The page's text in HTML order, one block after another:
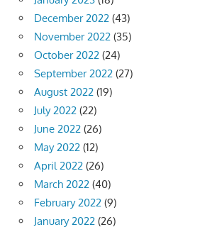
December 2022 (43)
November 2022 (35)
October 2022 (24)
September 2022 (27)
August 2022 (19)
July 2022 (22)
June 2022 (26)
May 2022 (12)
April 2022 (26)
March 2022 (40)
February 2022 (9)
January 2022 (26)